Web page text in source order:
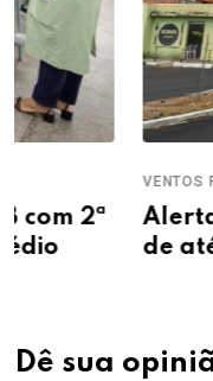
VENTOS FORTES
Alerta do
de até 60 km/h
Dê sua